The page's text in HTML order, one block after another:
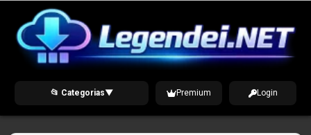
content
📂 Categorias▼ Premium Login